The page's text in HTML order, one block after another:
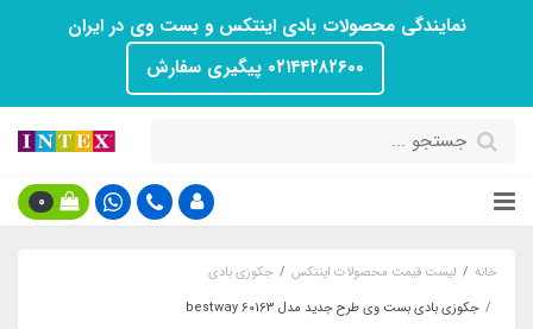
نمایندگی محصولات بادی اینتکس و بست وی در ایران
۰۲۱۴۴۲۸۲۶۰۰ پیگیری سفارش
0
خانه لیست قیمت محصولات اینتکس
جکوزی بادی
جکوزی بادی بست وی طرح جدید مدل 60163 bestway